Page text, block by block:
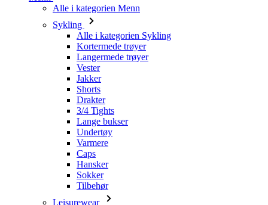
Langermede trøyer
Vester
Jakker
Shorts
Drakter
3/4 Tights
Lange bukser
Undertøy
Varmere
Caps
Hansker
Sokker
Tilbehør
Leisurewear
Alle i kategorien Leisurewear
T-skjorter
Gensere